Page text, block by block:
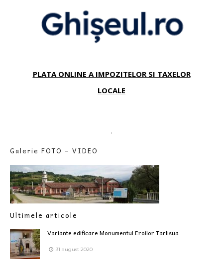
PLATA ONLINE A IMPOZITELOR SI TAXELOR
LOCALE
.
Galerie FOTO – VIDEO
Ultimele articole
Variante edificare Monumentul Eroilor Tarlisua
31 august 2020